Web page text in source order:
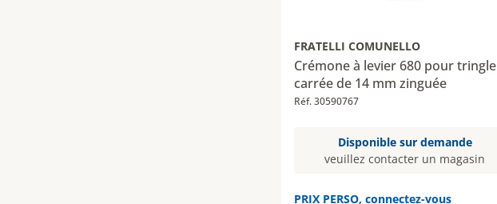
FRATELLI COMUNELLO
Crémone à levier 680 pour tringle
carrée de 14 mm zinguée
Réf. 30590767
Disponible sur demande
veuillez contacter un magasin
PRIX PERSO, connectez-vous